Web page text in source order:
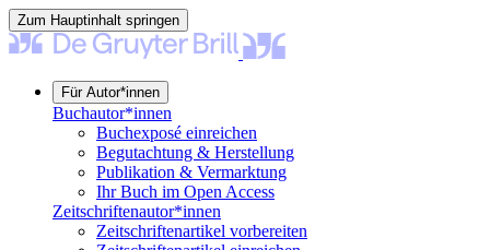
Zum Hauptinhalt springen
Für Autor*innen
Buchautor*innen
Buchexposé einreichen
Begutachtung & Herstellung
Publikation & Vermarktung
Ihr Buch im Open Access
Zeitschriftenautor*innen
Zeitschriftenartikel vorbereiten